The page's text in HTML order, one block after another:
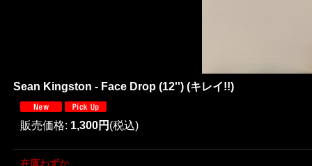
Sean Kingston - Face Drop (12'') (キレイ!!)
販売価格: 1,300円 (税込)
在庫わずか